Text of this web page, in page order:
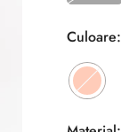
Culoare: